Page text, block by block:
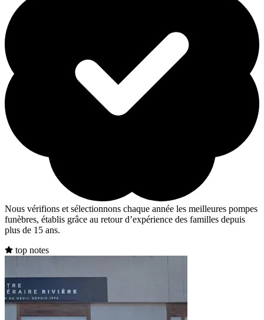
Nous vérifions et sélectionnons chaque année les meilleures pompes
funèbres, établis grâce au retour d’expérience des familles depuis
plus de 15 ans.
top notes